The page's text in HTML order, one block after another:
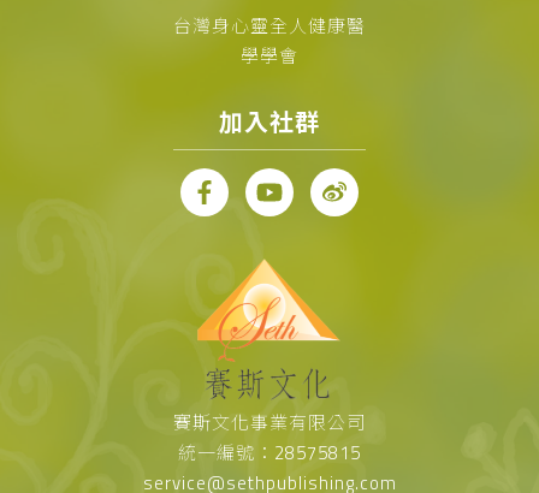
台灣身心靈全人健康醫
學學會
加入社群
賽斯文化事業有限公司
統一編號：28575815
service@sethpublishing.com